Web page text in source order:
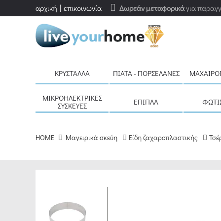
Δωρεάν μεταφορικάγια
αρχική επικοινωνία
ΚΡΎΣΤΑΛΛΑ ΠΙΆΤΑ - ΠΟΡΣΕΛΆΝΕΣ
ΜΙΚΡΟΗΛΕΚΤΡΙΚΈΣ
ΣΥΣΚΕΥΈΣ
ΈΠΙΠΛΑ
HOME Μαγειρικά σκεύη Είδη ζαχαροπλαστικής